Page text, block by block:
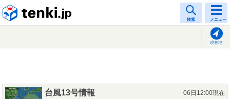
検索 メニュー
現在地
台風13号情報
06日12:00現在